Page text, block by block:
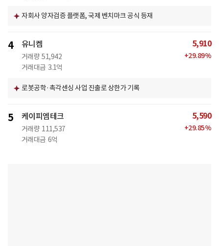
자회사 양자검증 플랫폼, 국제 벤치마크 공식 등재
4 유니켐
거래량 51,942
거래대금 3.1억
5,910
+29.89%
로봇공학·촉각센싱 사업 진출로 상한가 기록
5 케이피엠테크
거래량 111,537
거래대금 6억
5,590
+29.85%